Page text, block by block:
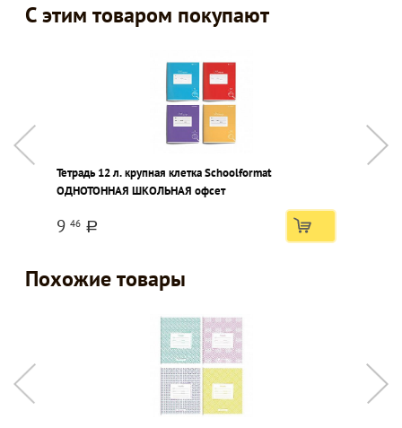
С этим товаром покупают
Тетрадь 12 л. крупная клетка Schoolformat
ОДНОТОННАЯ ШКОЛЬНАЯ офсет
9 46 a
Похожие товары